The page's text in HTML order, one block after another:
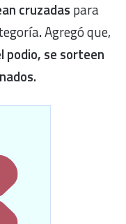
cruzadas para
.Agregó que,
podio, se sorteen